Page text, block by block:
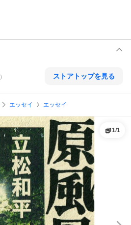
） ストアトップを見る
エッセイ エッセイ
1/1